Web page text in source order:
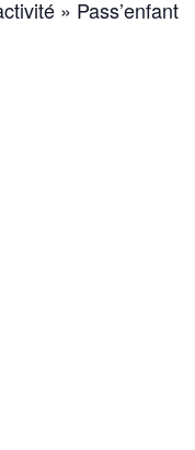
» Pass’enfant